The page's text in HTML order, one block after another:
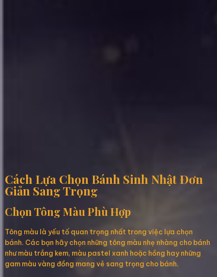
Cách Lựa Chọn Bánh Sinh Nhật Đơn
Giản Sang Trọng
Chọn Tông Màu Phù Hợp
Tông màu là yếu tố quan trọng nhất trong việc lựa chọn
bánh. Các bạn hãy chọn những tông màu nhẹ nhàng cho bánh
như màu trắng kem, màu pastel xanh hoặc hồng hay những
gam màu vàng đồng mang vẻ sang trọng cho bánh.